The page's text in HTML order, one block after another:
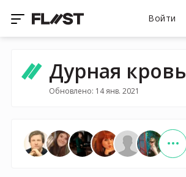
Войти
Дурная кровь
Обновлено: 14 янв. 2021